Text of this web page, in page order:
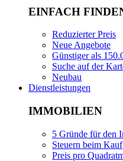
EINFACH
Reduzierter Preis
Neue Angebote
Günstiger als
Suche auf der
Neubau
Dienstleistungen
IMMOBILIEN
5 Gründe für den
Steuern beim Kauf
Preis pro